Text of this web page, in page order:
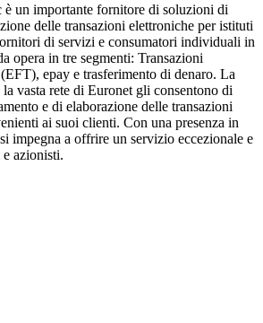
un importante fornitore di soluzioni di
delle transazioni elettroniche per istituti
di servizi e consumatori individuali in
opera in tre segmenti: Transazioni
epay e trasferimento di denaro. La
vasta rete di Euronet gli consentono di
e di elaborazione delle transazioni
ai suoi clienti. Con una presenza in
impegna a offrire un servizio eccezionale e
azionisti.